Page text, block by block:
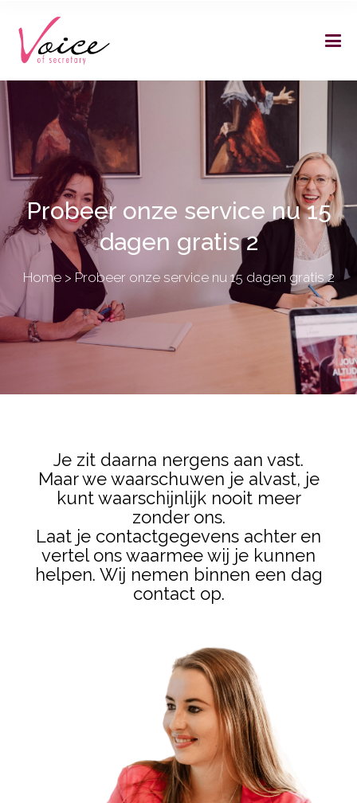
Probeer onze service nu 15
dagen gratis 2
Home> Probeer onze service nu 15 dagen gratis 2
Je zit daarna nergens aan vast.
Maar we waarschuwen je alvast, je
kunt waarschijnlijk nooit meer
zonder ons.
Laat je contactgegevens achter en
vertel ons waarmee wij je kunnen
helpen. Wij nemen binnen een dag
contact op.